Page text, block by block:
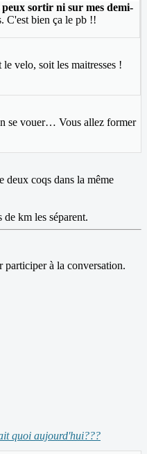
peux sortir ni sur mes demi-
C'est bien ça le pb !!
velo, soit les maitresses !
se vouer… Vous allez former
deux coqs dans la même
de km les séparent.
participer à la conversation.
quoi aujourd'hui???